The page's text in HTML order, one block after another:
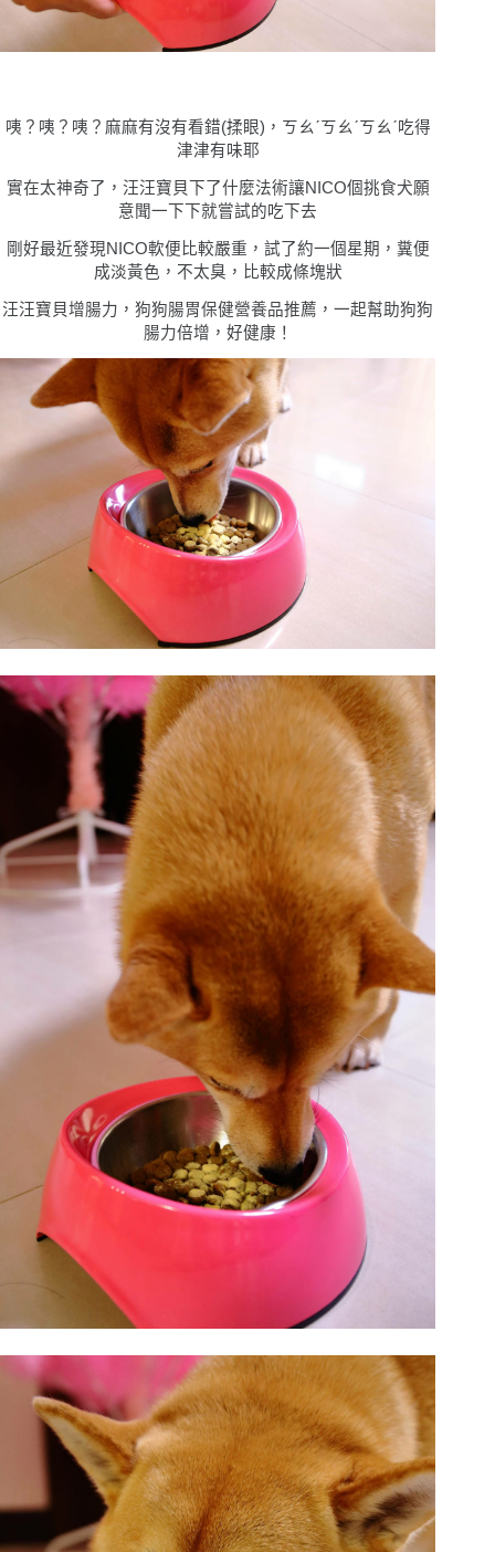
咦 ？ 咦 ？ 咦 ？麻麻有沒有看錯(揉眼)，ㄎㄠˊㄎㄠˊㄎㄠˊ吃得
津津有味耶
實在太神奇了，汪汪寶⾙下了什麼法術讓NICO個挑食犬願
意聞一下下就嘗試的吃下去
剛好最近發現NICO軟便比較嚴重，試了約一個星期，糞便
成淡黃色，不太臭，比較成條塊狀
汪汪寶⾙增腸⼒，狗狗腸胃保健營養品推薦，一起幫助狗狗
腸力倍增，好健康！